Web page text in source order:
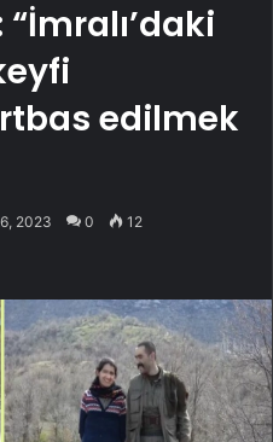
“İmralı’daki
edilmek
2023 0 12